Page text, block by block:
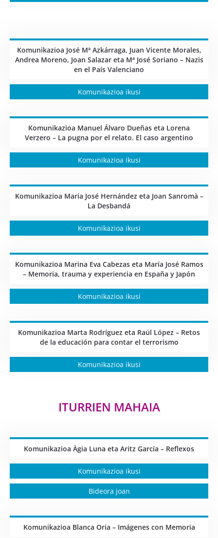
Komunikazioa José Mª Azkárraga, Juan Vicente Morales,
Andrea Moreno, Joan Salazar eta Mª José Soriano – Nazis
en el País Valenciano
Komunikazioa ikusi
Komunikazioa Manuel Álvaro Dueñas eta Lorena
Verzero – La pugna por el relato. El caso argentino
Komunikazioa ikusi
Komunikazioa María José Hernández eta Joan Sanromà –
La Desbandá
Komunikazioa ikusi
Komunikazioa Marina Eva Cabezas eta María José Ramos
– Memoria, trauma y experiencia en España y Japón
Komunikazioa ikusi
Komunikazioa Marta Rodríguez eta Raúl López – Retos
de la educación para contar el terrorismo
Komunikazioa ikusi
ITURRIEN MAHAIA
Komunikazioa Àgia Luna eta Aritz García – Reflexos
Komunikazioa ikusi
Bideora joan
Komunikazioa Blanca Oria – Imágenes con Memoria